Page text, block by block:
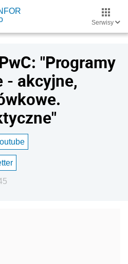
Serwisy
"Programy
- akcyjne,